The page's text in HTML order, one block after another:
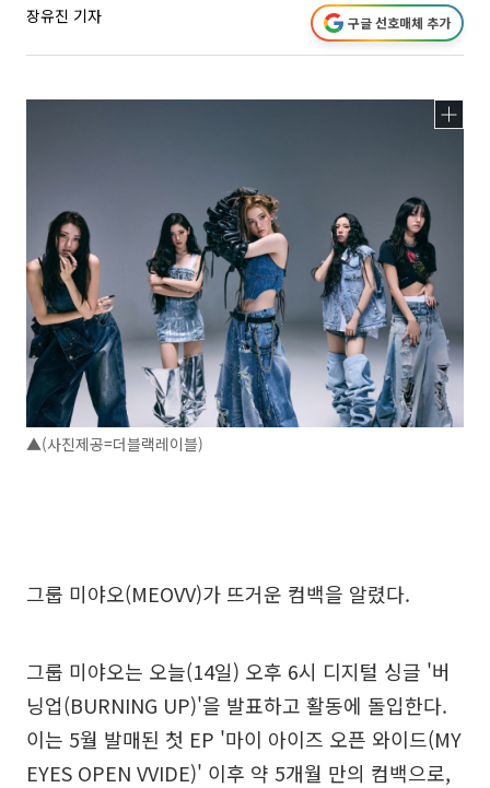
장유진 기자 구글 선호매체 추가
▲(사진제공=더블랙레이블)
그룹 미야오(MEOVV)가 뜨거운 컴백을 알렸다.
그룹 미야오는 오늘(14일) 오후 6시 디지털 싱글 '버
닝업(BURNING UP)'을 발표하고 활동에 돌입한다.
이는 5월 발매된 첫 EP '마이 아이즈 오픈 와이드(MY
EYES OPEN VVIDE)' 이후 약 5개월 만의 컴백으로,